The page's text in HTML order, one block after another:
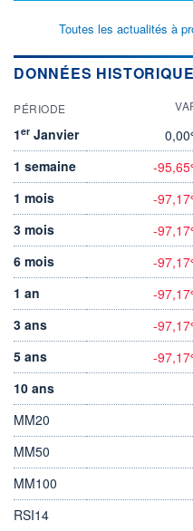
Toutes les actualités à
DONNÉES
PÉRIODE
1er Janvier
1 semaine
-
1 mois
-
3 mois
-
6 mois
-
1 an
-
3 ans
-
5 ans
-
10 ans
MM20
MM50
MM100
RSI14